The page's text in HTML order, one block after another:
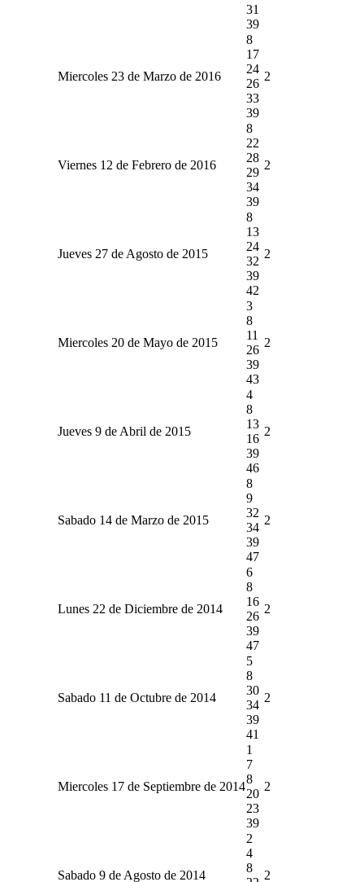
31
39
Miercoles 23 de Marzo de 2016
8
17
24
26
33
39
2
Viernes 12 de Febrero de 2016
8
22
28
29
34
39
2
Jueves 27 de Agosto de 2015
8
13
24
32
39
42
2
Miercoles 20 de Mayo de 2015
3
8
11
26
39
43
2
Jueves 9 de Abril de 2015
4
8
13
16
39
46
2
Sabado 14 de Marzo de 2015
8
9
32
34
39
47
2
Lunes 22 de Diciembre de 2014
6
8
16
26
39
47
2
Sabado 11 de Octubre de 2014
5
8
30
34
39
41
2
Miercoles 17 de Septiembre de 2014
1
7
8
20
23
39
2
Sabado 9 de Agosto de 2014
2
4
8
2